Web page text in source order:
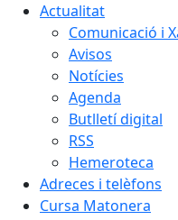
Actualitat
Comunicació i
Avisos
Notícies
Agenda
Butlletí digital
RSS
Hemeroteca
Adreces i telèfons
Cursa Matonera